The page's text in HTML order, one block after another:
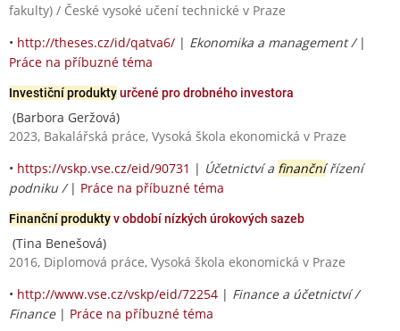
fakulty) / České vysoké učení technické v Praze
• http://theses.cz/id/qatva6/ | Ekonomika a management / |
Práce na příbuzné téma
Investiční produktyurčené pro drobného investora
(Barbora Geržová)
2023, Bakalářská práce, Vysoká škola ekonomická v Praze
• https://vskp.vse.cz/eid/90731 | Účetnictví a finančnířízení
podniku / | Práce na příbuzné téma
Finanční produktyv období nízkých úrokových sazeb
(Tina Benešová)
2016, Diplomová práce, Vysoká škola ekonomická v Praze
• http://www.vse.cz/vskp/eid/72254 | Finance a účetnictví /
Finance| Práce na příbuzné téma